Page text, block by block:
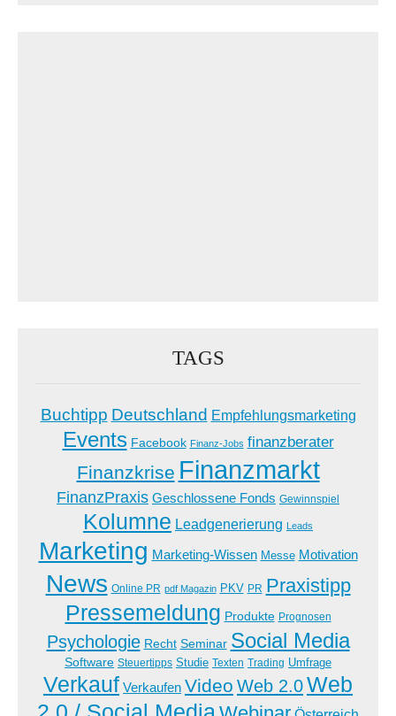
TAGS
Buchtipp Deutschland Empfehlungsmarketing
Events Facebook Finanz-Jobs finanzberater
Finanzkrise Finanzmarkt
FinanzPraxis Geschlossene Fonds Gewinnspiel
Kolumne Leadgenerierung Leads
Marketing Marketing-Wissen Messe Motivation
News Online PR pdf Magazin PKV PR Praxistipp
Pressemeldung Produkte Prognosen
Psychologie Recht Seminar Social Media
Software Steuertipps Studie Texten Trading Umfrage
Verkauf Verkaufen Video Web 2.0Web